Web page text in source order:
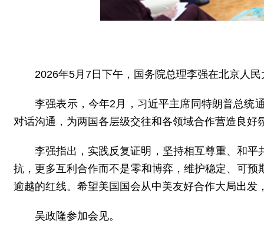
2026年5月7日下午，国务院总理李强在北京人
李强表示，今年2月，习近平主席同特朗普总统
对话沟通，为两国各层级交往和各领域合作营造良
李强指出，实践反复证明，坚持相互尊重、和
抗，更多互利合作而不是零和博弈，维护稳定、可
逾越的红线。希望美国国会从中美友好合作大局出
吴政隆参加会见。